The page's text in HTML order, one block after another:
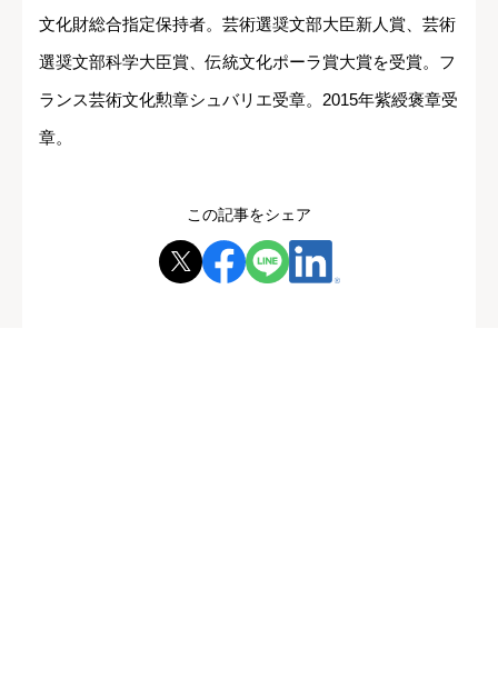
文化財総合指定保持者。芸術選奨文部大臣新人賞、芸術
選奨文部科学大臣賞、伝統文化ポーラ賞大賞を受賞。フ
ランス芸術文化勲章シュバリエ受章。2015年紫綬褒章受
章。
この記事をシェア